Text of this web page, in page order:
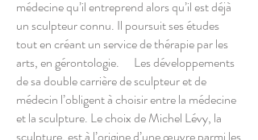
médecine qu’il entreprend alors qu’il est déjà
un sculpteur connu. Il poursuit ses études
tout en créant un service de thérapie par les
arts, en gérontologie. Les développements
de sa double carrière de sculpteur et de
médecin l’obligent à choisir entre la médecine
et la sculpture. Le choix de Michel Lévy, la